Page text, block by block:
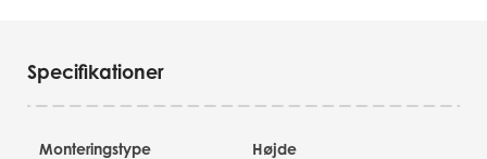
Specifikationer
Monteringstype Højde